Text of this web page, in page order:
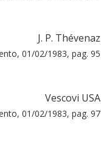
J. P. Thévenaz
01/02/1983, pag. 95
Vescovi USA
01/02/1983, pag. 97